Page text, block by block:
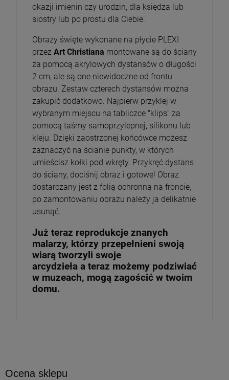
okazji imienin czy urodzin, dla księdza lub
siostry lub po prostu dla Ciebie.
Obrazy święte wykonane na płycie PLEXI
przez Art Christiana montowane są do ściany
za pomocą akrylowych dystansów o długości
2 cm, ale są one niewidoczne od frontu
obrazu. Zestaw czterech dystansów można
zakupić dodatkowo. Najpierw przyklej w
wybranym miejscu na tabliczce "klips" za
pomocą taśmy samoprzylepnej, silikonu lub
kleju. Dzięki zaostrzonej końcówce możesz
zaznaczyć na ścianie punkty, w których
umieścisz kołki pod wkręty. Przykręć dystans
do ściany, dociśnij obraz i gotowe! Obraz
dostarczany jest z folią ochronną na froncie,
po zamontowaniu obrazu należy ja delikatnie
usunąć.
Już teraz reprodukcje znanych
malarzy, którzy przepełnieni swoją
wiarą tworzyli swoje
arcydzieła a teraz możemy podziwiać
w muzeach, mogą zagościć w twoim
domu.
Ocena sklepu